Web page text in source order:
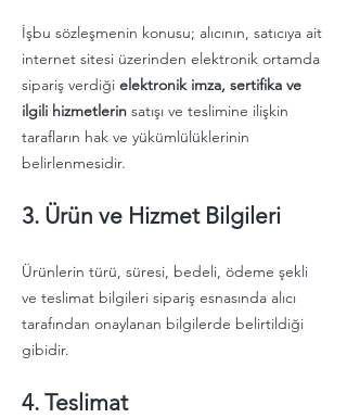
İşbu sözleşmenin konusu; alıcının, satıcıya ait
internet sitesi üzerinden elektronik ortamda
sipariş verdiği elektronik imza, sertifika ve
ilgili hizmetlerin satışı ve teslimine ilişkin
tarafların hak ve yükümlülüklerinin
belirlenmesidir.
3. Ürün ve Hizmet Bilgileri
Ürünlerin türü, süresi, bedeli, ödeme şekli
ve teslimat bilgileri sipariş esnasında alıcı
tarafından onaylanan bilgilerde belirtildiği
gibidir.
4. Teslimat